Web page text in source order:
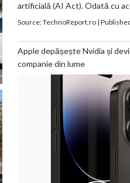
artificială (AI Act). Odată cu
Source:TechnoReport.ro|
Apple depășește Nvidia și
companie din lume